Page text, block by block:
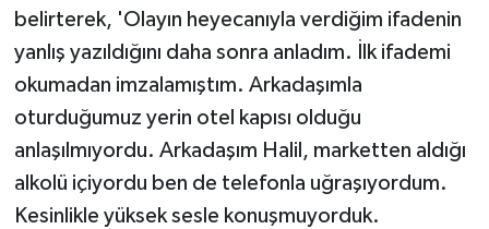
belirterek, 'Olayın heyecanıyla verdiğim ifadenin
yanlış yazıldığını daha sonra anladım. İlk ifademi
okumadan imzalamıştım. Arkadaşımla
oturduğumuz yerin otel kapısı olduğu
anlaşılmıyordu. Arkadaşım Halil, marketten aldığı
alkolü içiyordu ben de telefonla uğraşıyordum.
Kesinlikle yüksek sesle konuşmuyorduk.